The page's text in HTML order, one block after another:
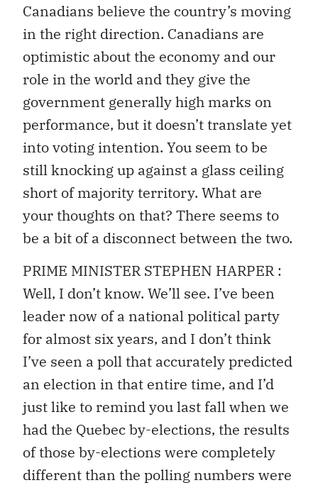
Canadians believe the country’s moving
in the right direction. Canadians are
optimistic about the economy and our
role in the world and they give the
government generally high marks on
performance, but it doesn’t translate yet
into voting intention. You seem to be
still knocking up against a glass ceiling
short of majority territory. What are
your thoughts on that? There seems to
be a bit of a disconnect between the two.
PRIME MINISTER STEPHEN HARPER :
Well, I don’t know. We’ll see. I’ve been
leader now of a national political party
for almost six years, and I don’t think
I’ve seen a poll that accurately predicted
an election in that entire time, and I’d
just like to remind you last fall when we
had the Quebec by-elections, the results
of those by-elections were completely
different than the polling numbers were